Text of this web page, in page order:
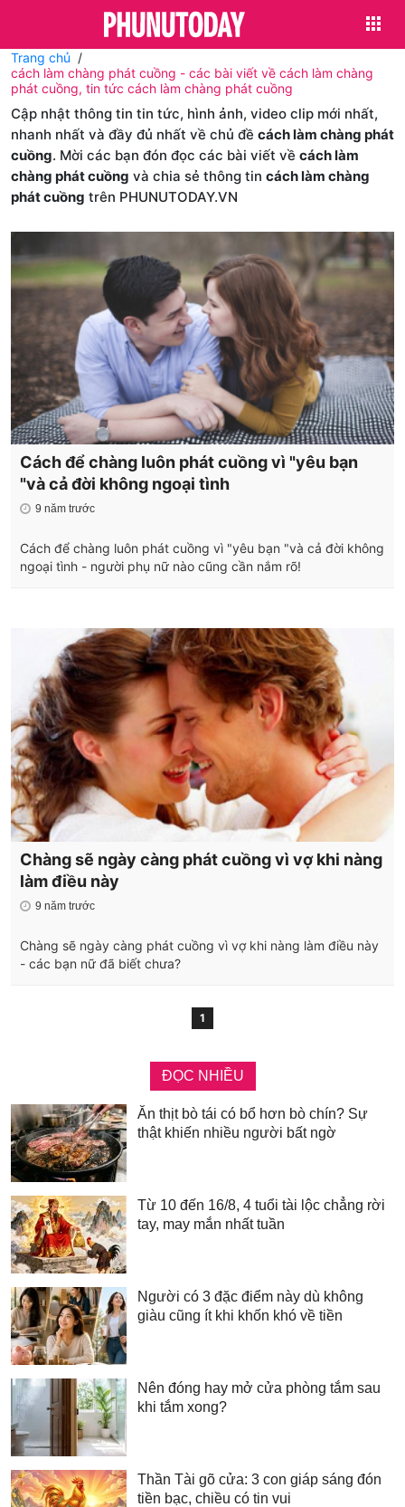
Trang chủ
cách làm chàng phát cuồng - các bài viết về cách làm chàng
phát cuồng, tin tức cách làm chàng phát cuồng
Cập nhật thông tin tin tức, hình ảnh, video clip mới nhất,
nhanh nhất và đầy đủ nhất về chủ đề cách làm chàng phát
cuồng. Mời các bạn đón đọc các bài viết về cách làm
chàng phát cuồng và chia sẻ thông tin cách làm chàng
phát cuồng trên PHUNUTODAY.VN
Cách để chàng luôn phát cuồng vì "yêu bạn
"và cả đời không ngoại tình
9 năm trước
Cách để chàng luôn phát cuồng vì "yêu bạn "và cả đời không
ngoại tình - người phụ nữ nào cũng cần nắm rõ!
Chàng sẽ ngày càng phát cuồng vì vợ khi nàng
làm điều này
9 năm trước
Chàng sẽ ngày càng phát cuồng vì vợ khi nàng làm điều này
- các bạn nữ đã biết chưa?
1
ĐỌC NHIỀU
Ăn thịt bò tái có bổ hơn bò chín? Sự
thật khiến nhiều người bất ngờ
Từ 10 đến 16/8, 4 tuổi tài lộc chẳng rời
tay, may mắn nhất tuần
Người có 3 đặc điểm này dù không
giàu cũng ít khi khốn khó về tiền
Nên đóng hay mở cửa phòng tắm sau
khi tắm xong?
Thần Tài gõ cửa: 3 con giáp sáng đón
tiền bạc, chiều có tin vui